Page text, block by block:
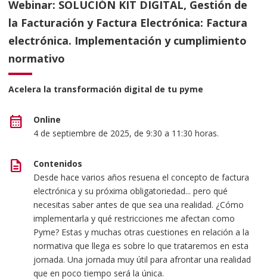
Webinar: SOLUCIÓN KIT DIGITAL, Gestión de
la Facturación y Factura Electrónica: Factura
electrónica. Implementación y cumplimiento
normativo
Acelera la transformación digital de tu pyme
calendar_month
Online
4 de septiembre de 2025, de 9:30 a 11:30 horas.
description
Contenidos
Desde hace varios años resuena el concepto de factura
electrónica y su próxima obligatoriedad... pero qué
necesitas saber antes de que sea una realidad. ¿Cómo
implementarla y qué restricciones me afectan como
Pyme? Estas y muchas otras cuestiones en relación a la
normativa que llega es sobre lo que trataremos en esta
jornada. Una jornada muy útil para afrontar una realidad
que en poco tiempo será la única.